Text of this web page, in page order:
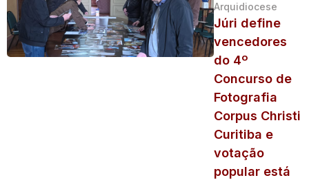
Arquidiocese
Júri define
vencedores
do 4º
Concurso de
Fotografia
Corpus Christi
Curitiba e
votação
popular está